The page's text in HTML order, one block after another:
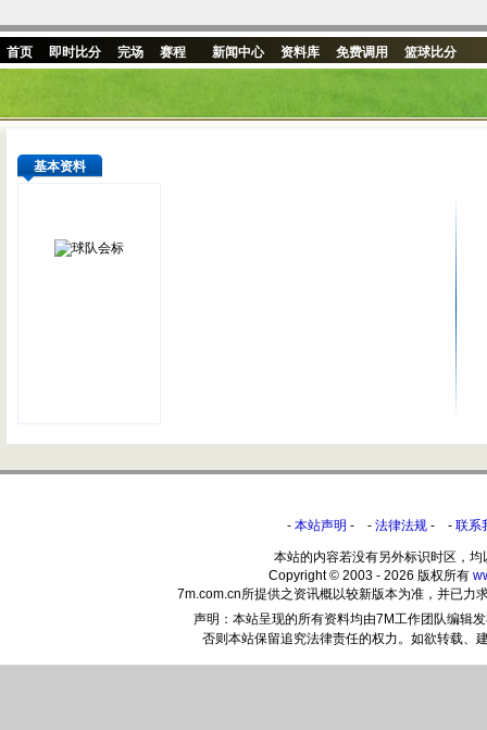
首页 即时比分 完场 赛程 新闻中心 资料库 免费调用 篮球比分
基本资料
- 本站声明 - - 法律法规 - - 联系
本站的内容若没有另外标识时区，均
Copyright © 2003 - 2026 版权所有
7m.com.cn所提供之资讯概以较新版本为准，并已力
声明：本站呈现的所有资料均由7M工作团队编辑
否则本站保留追究法律责任的权力。如欲转载、